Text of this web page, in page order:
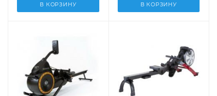
В КОРЗИНУ В КОРЗИНУ